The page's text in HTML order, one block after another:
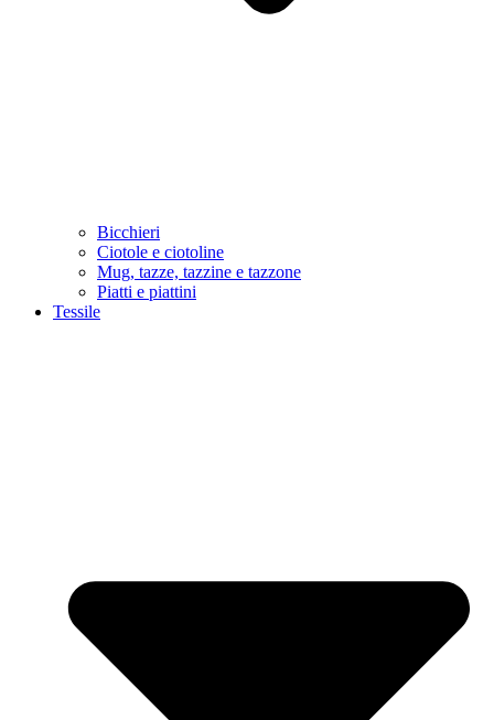
Bicchieri
Ciotole e ciotoline
Mug, tazze, tazzine e tazzone
Piatti e piattini
Tessile